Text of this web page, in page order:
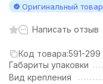
Оригинальный товар
Написать отзыв
Код товара:591-299
Габариты упаковки
Вид крепления